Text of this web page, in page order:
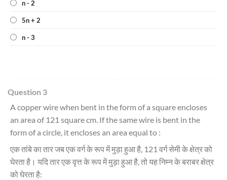
n - 2
5n + 2
n - 3
Question 3
A copper wire when bent in the form of a square encloses
an area of 121 square cm. If the same wire is bent in the
form of a circle, it encloses an area equal to :
एक तांबे का तार जब एक वर्ग के रूप में मुड़ा हुआ है, 121 वर्ग सेमी के क्षेत्र को
घेरता है। यदि तार एक वृत्त के रूप में मुड़ा हुआ है, तो यह निम्न के बराबर क्षेत्र
को घेरता है: